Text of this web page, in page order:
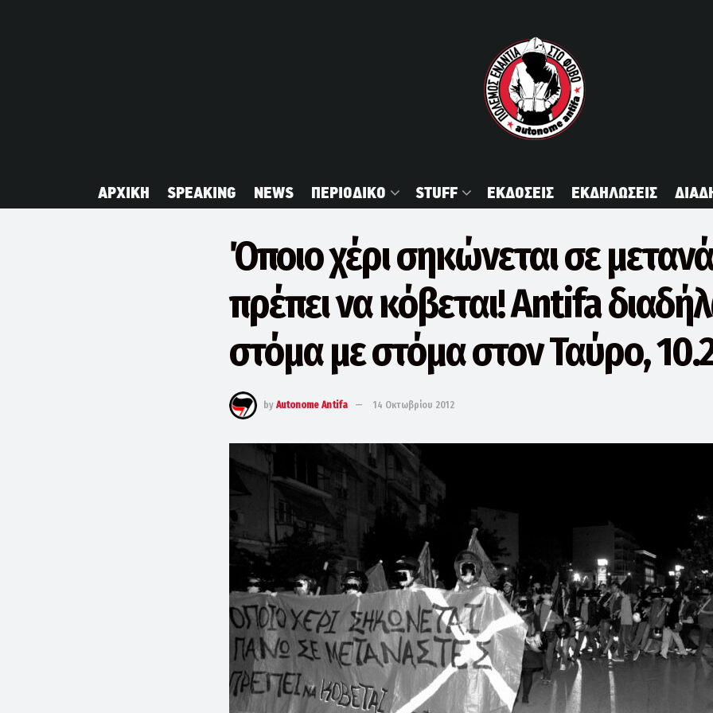
ΑΡΧΙΚΗ SPEAKING NEWS ΠΕΡΙΟΔΙΚΟ STUFF ΕΚΔΟΣΕΙΣ ΕΚΔΗΛΩΣΕΙΣ
Όποιο χέρι σηκώνεται σε
πρέπει να κόβεται! Antifa
στόμα με στόμα στον Ταύρο,
by Autonome Antifa 14 Οκτωβρίου 2012